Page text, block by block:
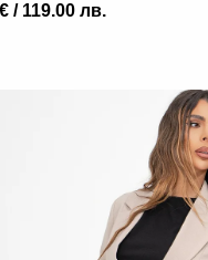
/ 119.00 лв.